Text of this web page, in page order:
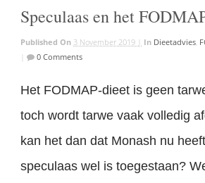
Speculaas en het
Published On 3 November 2019 | In Dieetadvies
0 Comments
Het FODMAP-dieet is geen
toch wordt tarwe vaak volledig
kan het dan dat Monash nu
speculaas wel is toegestaan?